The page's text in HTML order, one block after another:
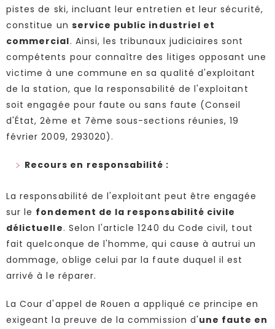
pistes de ski, incluant leur entretien et leur sécurité,
constitue un service public industriel et
commercial. Ainsi, les tribunaux judiciaires sont
compétents pour connaître des litiges opposant une
victime à une commune en sa qualité d'exploitant
de la station, que la responsabilité de l'exploitant
soit engagée pour faute ou sans faute (Conseil
d'État, 2ème et 7ème sous-sections réunies, 19
février 2009, 293020).
Recours en responsabilité :
La responsabilité de l'exploitant peut être engagée
sur le fondement de la responsabilité civile
délictuelle. Selon l'article 1240 du Code civil, tout
fait quelconque de l'homme, qui cause à autrui un
dommage, oblige celui par la faute duquel il est
arrivé à le réparer.
La Cour d'appel de Rouen a appliqué ce principe en
exigeant la preuve de la commission d'une faute en